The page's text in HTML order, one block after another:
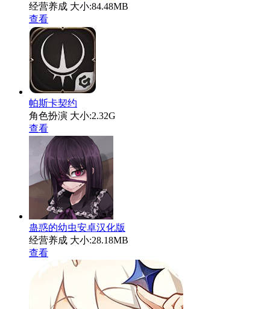
经营养成 大小:84.48MB
查看
帕斯卡契约
角色扮演 大小:2.32G
查看
蛊惑的幼虫安卓汉化版
经营养成 大小:28.18MB
查看